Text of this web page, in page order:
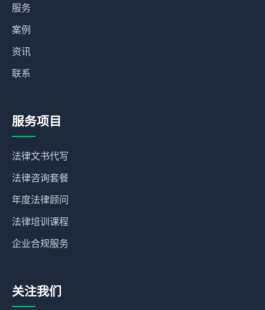
服务
案例
资讯
联系
服务项目
法律文书代写
法律咨询套餐
年度法律顾问
法律培训课程
企业合规服务
关注我们